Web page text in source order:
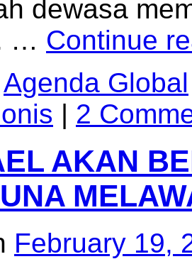
dewasa
… Continue
Agenda Global
| 2
AKAN
February 19,